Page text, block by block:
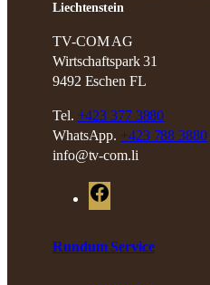
Liechtenstein
TV-COM AG
Wirtschaftspark 31
9492 Eschen FL
Tel. +423 377 3880
WhatsApp.+423 788 3880
info@tv-com.li
a
c
Rundum Service